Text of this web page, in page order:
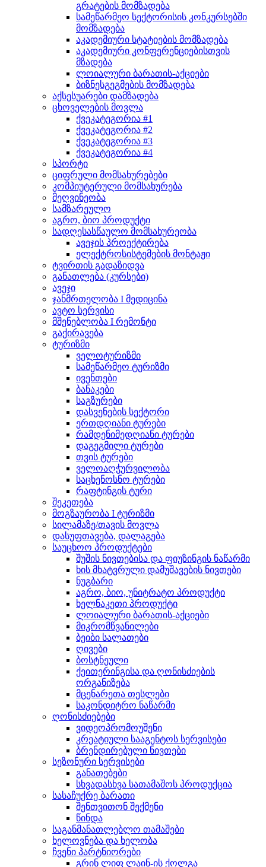
გრატების მომზადება
სამეწარმეო სექტორისის კონკურსებში
მომზადება
აკადემიური სტატიების მომზადება
აკადემიური კონფერენციებისთვის
მზადება
ლოიალური ბარათის-აქციები
ბიზნესგეგმების მომზადება
აქსესუარები დამზადება
ცხოველების მოვლა
ქვეკატეგორია #1
ქვეკატეგორია #2
ქვეკატეგორია #3
ქვეკატეგორია #4
სპორტი
ციფრული მომსახურებები
კომპიუტერული მომსახურება
მეღვინეობა
სამზარეულო
აგრო, ბიო პროდუქტი
სადღესასწაულო მომსახურეობა
ავეჯის პროექტირება
ელექტროსისტემების მონტაჟი
ტვირთის გადაზიდვა
განათლება (კურსები)
ავეჯი
ჯანმრთელობა I მედიცინა
ავტო სერვისი
მშენებლობა I რემონტი
გაქირავება
ტურიზმი
ველოტურიზმი
სამეწარმეო ტურიზმი
ივენთები
ბანაკები
საგზურები
დასვენების სექტორი
ერთდღიანი ტურები
რამდენიმედღიანი ტურები
დაგეგმილი ტურები
თვის ტურები
ველოაღჭურვილობა
საცხენოსნო ტურები
რაფტინგის ტური
შეკეთება
მოგზაურობა I ტურიზმი
სილამაზე/თავის მოვლა
დასუფთავება, დალაგება
საუცხოო პროდუქტები
შუშის ნივთებისა და ფიუზინგის ნაწარმი
ხის მხატვრული დამუშავების ნივთები
ნუგბარი
აგრო, ბიო, უნიტრატო პროდუქტი
ხელნაკეთი პროდუქტი
ლოიალური ბარათის-აქციები
მიკრომწვანილები
ბეიბი სალათები
ღივები
ბოსტნეული
ქეითერინგისა და ღონისძიების
ორგანიზება
მცენარეთა თესლები
საკონდიტრო ნაწარმი
ღონისძიებები
ვიდეოპრომოუშენი
კრეატიული სააგენტოს სერვისები
ბრენდირებული ნივთები
სეზონური სერვისები
განათებები
სხვადასხვა სათამაშოს პროდუქცია
სასაჩუქრე ბარათი
შენთვითონ შექმენი
წინდა
საგანმანათლებლო თამაშები
ხელოვნება და ხელობა
ჩვენი პარტნიორები
გრინ ლიფ ლაინ-ის ქოლგა